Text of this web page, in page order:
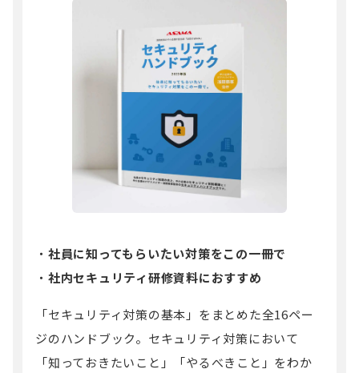
社員に知ってもらいたい対策をこの一冊で
社内セキュリティ研修資料におすすめ
「セキュリティ対策の基本」をまとめた全16ペー
ジのハンドブック。セキュリティ対策において
「知っておきたいこと」「やるべきこと」をわか